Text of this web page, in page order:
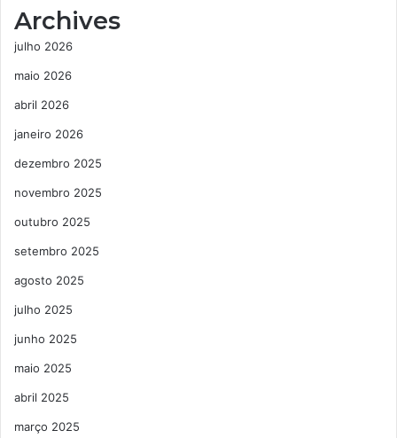
Archives
julho 2026
maio 2026
abril 2026
janeiro 2026
dezembro 2025
novembro 2025
outubro 2025
setembro 2025
agosto 2025
julho 2025
junho 2025
maio 2025
abril 2025
março 2025